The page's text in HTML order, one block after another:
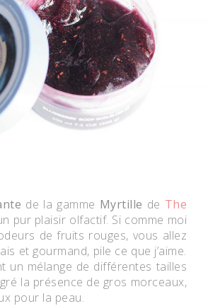
de la gamme Myrtille de The
pur plaisir olfactif. Si comme moi
de fruits rouges, vous allez
et gourmand, pile ce que j’aime.
un mélange de différentes tailles
la présence de gros morceaux,
pour la peau.